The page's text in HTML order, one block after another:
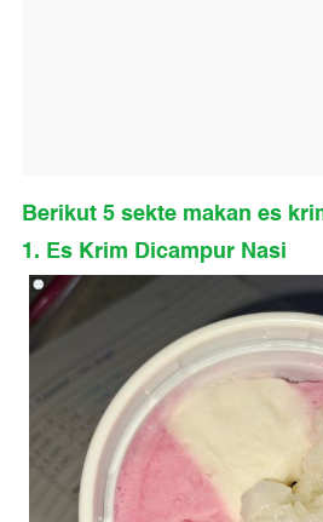
Berikut 5 sekte makan es
1. Es Krim Dicampur Nasi